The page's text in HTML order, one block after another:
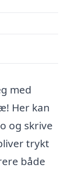
med
Her kan
og skrive
trykt
både